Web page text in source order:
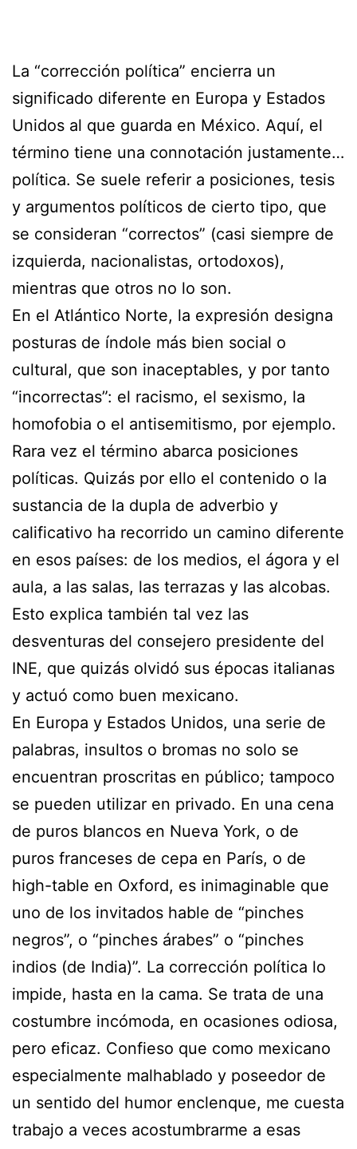
La “corrección política” encierra un
significado diferente en Europa y Estados
Unidos al que guarda en México. Aquí, el
término tiene una connotación justamente…
política. Se suele referir a posiciones, tesis
y argumentos políticos de cierto tipo, que
se consideran “correctos” (casi siempre de
izquierda, nacionalistas, ortodoxos),
mientras que otros no lo son.
En el Atlántico Norte, la expresión designa
posturas de índole más bien social o
cultural, que son inaceptables, y por tanto
“incorrectas”: el racismo, el sexismo, la
homofobia o el antisemitismo, por ejemplo.
Rara vez el término abarca posiciones
políticas. Quizás por ello el contenido o la
sustancia de la dupla de adverbio y
calificativo ha recorrido un camino diferente
en esos países: de los medios, el ágora y el
aula, a las salas, las terrazas y las alcobas.
Esto explica también tal vez las
desventuras del consejero presidente del
INE, que quizás olvidó sus épocas italianas
y actuó como buen mexicano.
En Europa y Estados Unidos, una serie de
palabras, insultos o bromas no solo se
encuentran proscritas en público; tampoco
se pueden utilizar en privado. En una cena
de puros blancos en Nueva York, o de
puros franceses de cepa en París, o de
high-table en Oxford, es inimaginable que
uno de los invitados hable de “pinches
negros”, o “pinches árabes” o “pinches
indios (de India)”. La corrección política lo
impide, hasta en la cama. Se trata de una
costumbre incómoda, en ocasiones odiosa,
pero eficaz. Confieso que como mexicano
especialmente malhablado y poseedor de
un sentido del humor enclenque, me cuesta
trabajo a veces acostumbrarme a esas